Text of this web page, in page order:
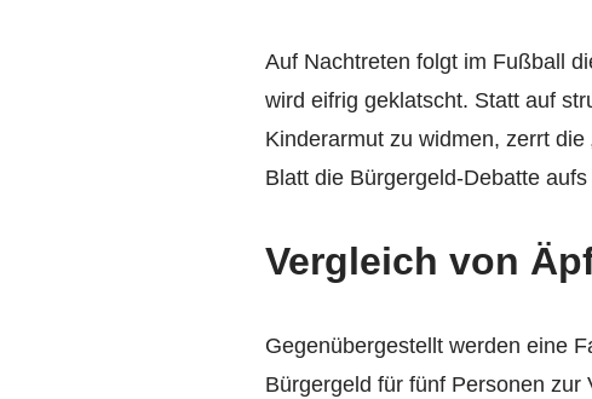
Auf Nachtreten folgt im Fußball
wird eifrig geklatscht. Statt auf
Kinderarmut zu widmen, zerrt die
Blatt die Bürgergeld-Debatte
Vergleich von
Gegenübergestellt werden eine
Bürgergeld für fünf Personen